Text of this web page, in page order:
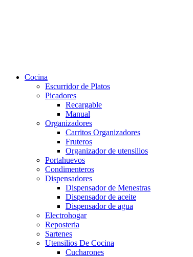
Cocina
Escurridor de Platos
Picadores
Recargable
Manual
Organizadores
Carritos Organizadores
Fruteros
Organizador de utensilios
Portahuevos
Condimenteros
Dispensadores
Dispensador de Menestras
Dispensador de aceite
Dispensador de agua
Electrohogar
Reposteria
Sartenes
Utensilios De Cocina
Cucharones